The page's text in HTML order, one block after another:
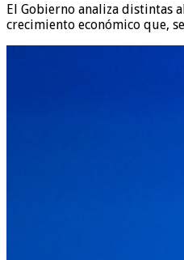
El Gobierno analiza distintas
crecimiento económico que,